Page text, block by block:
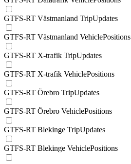
GTFS-RT Västmanland TripUpdates
GTFS-RT Västmanland VehiclePositions
GTFS-RT X-trafik TripUpdates
GTFS-RT X-trafik VehiclePositions
GTFS-RT Örebro TripUpdates
GTFS-RT Örebro VehiclePositions
GTFS-RT Blekinge TripUpdates
GTFS-RT Blekinge VehiclePositions